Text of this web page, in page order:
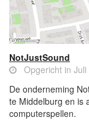
NotJustSound
Opgericht in Juli
De onderneming
te Middelburg en is
computerspellen.